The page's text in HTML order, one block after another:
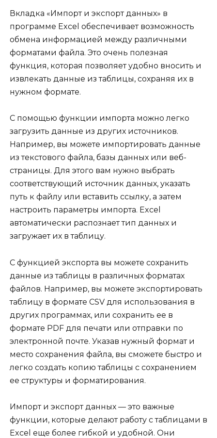
Вкладка «Импорт и экспорт данных» в
программе Excel обеспечивает возможность
обмена информацией между различными
форматами файла. Это очень полезная
функция, которая позволяет удобно вносить и
извлекать данные из таблицы, сохраняя их в
нужном формате.
С помощью функции импорта можно легко
загрузить данные из других источников.
Например, вы можете импортировать данные
из текстового файла, базы данных или веб-
страницы. Для этого вам нужно выбрать
соответствующий источник данных, указать
путь к файлу или вставить ссылку, а затем
настроить параметры импорта. Excel
автоматически распознает тип данных и
загружает их в таблицу.
С функцией экспорта вы можете сохранить
данные из таблицы в различных форматах
файлов. Например, вы можете экспортировать
таблицу в формате CSV для использования в
других программах, или сохранить ее в
формате PDF для печати или отправки по
электронной почте. Указав нужный формат и
место сохранения файла, вы сможете быстро и
легко создать копию таблицы с сохранением
ее структуры и форматирования.
Импорт и экспорт данных — это важные
функции, которые делают работу с таблицами в
Excel еще более гибкой и удобной. Они